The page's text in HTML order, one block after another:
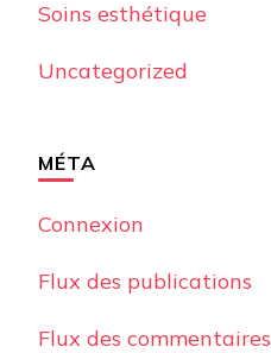
Soins esthétique
Uncategorized
MÉTA
Connexion
Flux des publications
Flux des commentaires